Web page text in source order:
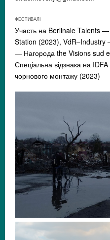
ФЕСТИВАЛІ
Участь на Berlinale Talents —
Station (2023), VdR–Industry
— Нагорода the Visions sud
Спеціальна відзнака на
чорнового монтажу (2023)